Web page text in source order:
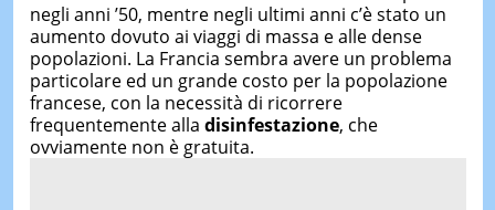
negli anni ’50, mentre negli ultimi anni c’è stato un
aumento dovuto ai viaggi di massa e alle dense
popolazioni. La Francia sembra avere un problema
particolare ed un grande costo per la popolazione
francese, con la necessità di ricorrere
frequentemente alla disinfestazione, che
ovviamente non è gratuita.